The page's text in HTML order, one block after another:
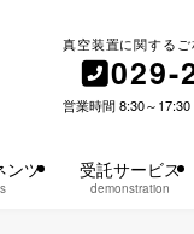
真空装置に関する
029-
営業時間 8:30～
ンツ 受託サービス
demonstration